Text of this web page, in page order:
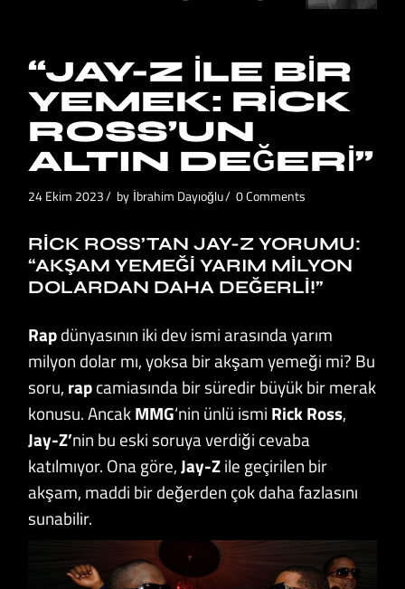
“JAY-Z İLE BIR
YEMEK: RICK
ROSS’UN
ALTIN DEĞERI”
24 Ekim 2023 by İbrahim Dayıoğlu 0 Comments
RICK ROSS’TAN JAY-Z YORUMU:
“AKŞAM YEMEĞI YARIM MILYON
DOLARDAN DAHA DEĞERLI!”
Rapdünyasının iki dev ismi arasında yarım
milyon dolar mı, yoksa bir akşam yemeği mi? Bu
soru, rapcamiasında bir süredir büyük bir merak
konusu. AncakMMG‘nin ünlü ismi Rick Ross,
Jay-Z’nin bu eski soruya verdiği cevaba
katılmıyor. Ona göre,Jay-Zile geçirilen bir
akşam, maddi bir değerden çok daha fazlasını
sunabilir.